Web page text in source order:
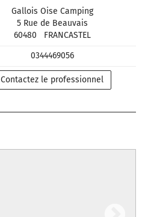
Gallois Oise Camping
5 Rue de Beauvais
60480
FRANCASTEL
0344469056
Contactez le professionnel